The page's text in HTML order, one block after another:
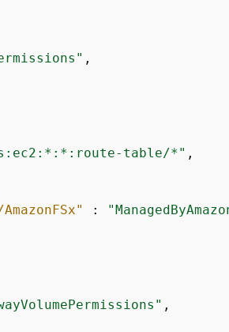
,
table/*" ,
:
,